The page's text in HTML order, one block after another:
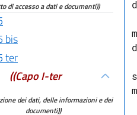
di accesso a dati e documenti))
bis
ter
((Capo I-ter
dei dati, delle informazioni e dei
documenti))